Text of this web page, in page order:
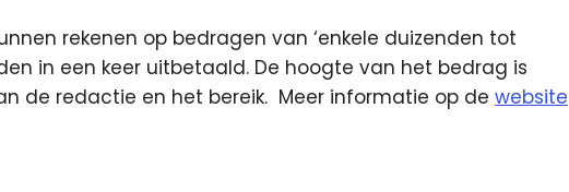
rekenen op bedragen van ‘enkele duizenden tot
in een keer uitbetaald. De hoogte van het bedrag is
de redactie en het bereik. Meer informatie op de website